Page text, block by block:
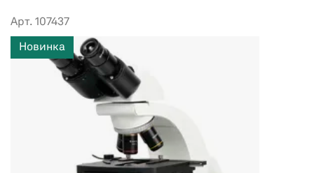
Арт. 107437
Новинка